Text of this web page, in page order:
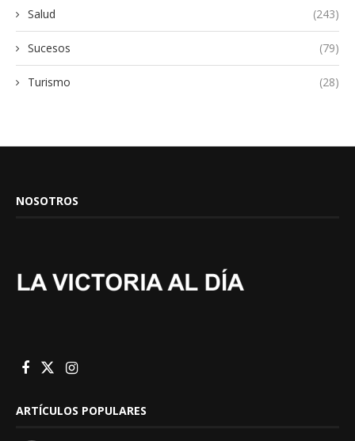
Salud (243)
Sucesos (79)
Turismo (28)
NOSOTROS
ARTÍCULOS POPULARES